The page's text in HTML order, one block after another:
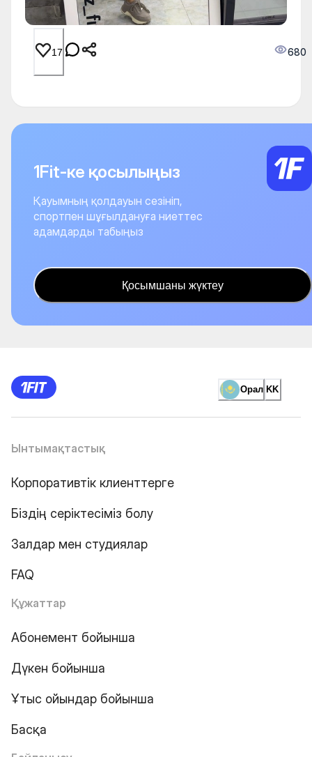
17 680
1Fit-ке қосылыңыз
Қауымның қолдауын сезініп,
спортпен шұғылдануға ниеттес
адамдарды табыңыз
Қосымшаны жүктеу
Орал KK
Ынтымақтастық
Корпоративтік клиенттерге
Біздің серіктесіміз болу
Залдар мен студиялар
FAQ
Құжаттар
Абонемент бойынша
Дүкен бойынша
Ұтыс ойындар бойынша
Басқа